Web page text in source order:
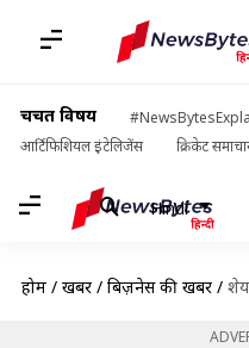
चर्चित विषय
आर्टिफिशियल इंटेलिजेंस
क्रिकेट
Hindi
होम / खबरें / बिज़नेस की खबरें / शेयर